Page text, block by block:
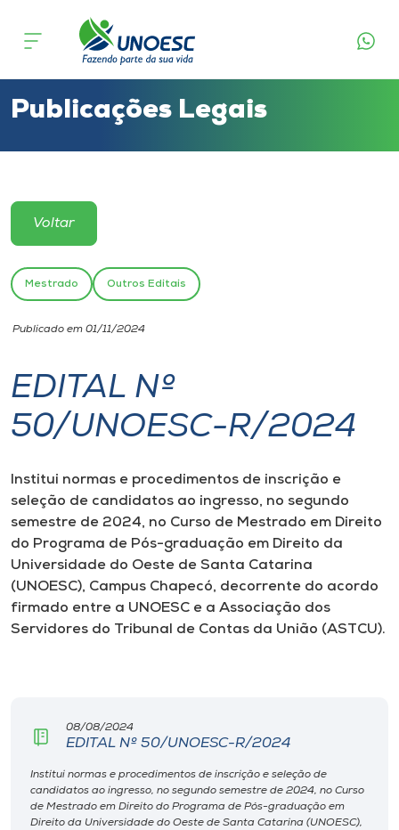
Cursos
Atendimento ao Estudante
Portal de Ensino
Unoesc
Internacionalização
I.nova
Diplomados
Cultura
CPA
Museu
Publicações Legais
Voltar
Mestrado Outros Editais
Publicado em 01/11/2024
EDITAL Nº
50/UNOESC-R/2024
Institui normas e procedimentos de inscrição e
seleção de candidatos ao ingresso, no segundo
semestre de 2024, no Curso de Mestrado em Direito
do Programa de Pós-graduação em Direito da
Universidade do Oeste de Santa Catarina
(UNOESC), Campus Chapecó, decorrente do acordo
firmado entre a UNOESC e a Associação dos
Servidores do Tribunal de Contas da União (ASTCU).
08/08/2024
EDITAL Nº 50/UNOESC-R/2024
Institui normas e procedimentos de inscrição e seleção de
candidatos ao ingresso, no segundo semestre de 2024, no Curso
de Mestrado em Direito do Programa de Pós-graduação em
Direito da Universidade do Oeste de Santa Catarina (UNOESC),